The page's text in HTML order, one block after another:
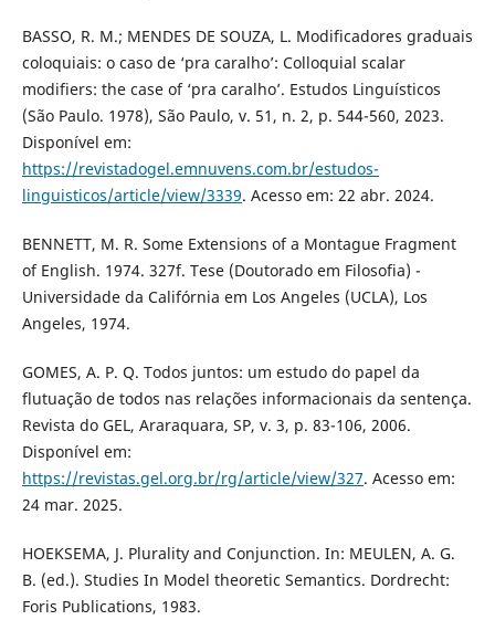
BASSO, R. M.; MENDES DE SOUZA, L. Modificadores graduais
coloquiais: o caso de ‘pra caralho’: Colloquial scalar
modifiers: the case of ‘pra caralho’. Estudos Linguísticos
(São Paulo. 1978), São Paulo, v. 51, n. 2, p. 544-560, 2023.
Disponível em:
https://revistadogel.emnuvens.com.br/estudos-
linguisticos/article/view/3339. Acesso em: 22 abr. 2024.
BENNETT, M. R. Some Extensions of a Montague Fragment
of English. 1974. 327f. Tese (Doutorado em Filosofia) -
Universidade da Califórnia em Los Angeles (UCLA), Los
Angeles, 1974.
GOMES, A. P. Q. Todos juntos: um estudo do papel da
flutuação de todos nas relações informacionais da sentença.
Revista do GEL, Araraquara, SP, v. 3, p. 83-106, 2006.
Disponível em:
https://revistas.gel.org.br/rg/article/view/327. Acesso em:
24 mar. 2025.
HOEKSEMA, J. Plurality and Conjunction. In: MEULEN, A. G.
B. (ed.). Studies In Model theoretic Semantics. Dordrecht:
Foris Publications, 1983.